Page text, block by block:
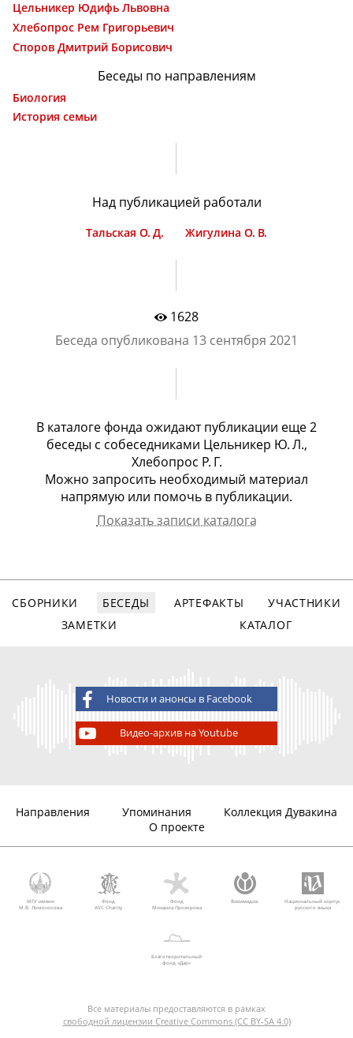
Цельникер Юдифь Львовна
Хлебопрос Рем Григорьевич
Споров Дмитрий Борисович
Беседы по направлениям
Биология
История семьи
Над публикацией работали
Тальская О. Д. Жигулина О. В.
1628
Беседа опубликована 13 сентября 2021
В каталоге фонда ожидают публикации еще2
беседы с собеседниками Цельникер Ю. Л.,
Хлебопрос Р. Г.
Можно запросить необходимый материал
напрямую или помочь в публикации.
Хлебопрос Рем
Григорьевич
1939 24.03.2015
видео, 60
Показать записи каталога
СБОРНИКИ БЕСЕДЫ АРТЕФАКТЫ
УЧАСТНИКИ
ЗАМЕТКИ
КАТАЛОГ
Новости и анонсы в Facebook
Видео-архив на Youtube
Направления Упоминания
Коллекция Дувакина
О проекте
МГУ имени
М.В. Ломоносова
Фонд
AVC Charity
Фонд
Михаила Прохорова
Викимедиа
Национальный корпус
русского языка
Благотворительный
фонд «Дар»
Все материалы предоставляются в рамках
свободной лицензии Creative Commons (CC BY-SA 4.0)